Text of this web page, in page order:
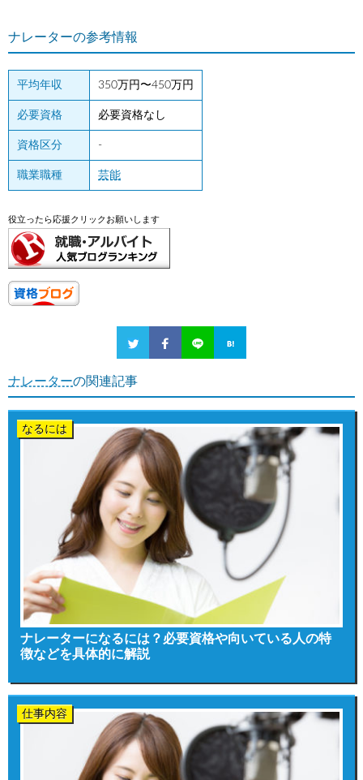
ナレーターの参考情報
平均年収 350万円〜450万円
必要資格 必要資格なし
資格区分 -
職業職種 芸能
役立ったら応援クリックお願いします
ナレーターの関連記事
なるには
ナレーターになるには？必要資格や向いている人の特
徴などを具体的に解説
仕事内容